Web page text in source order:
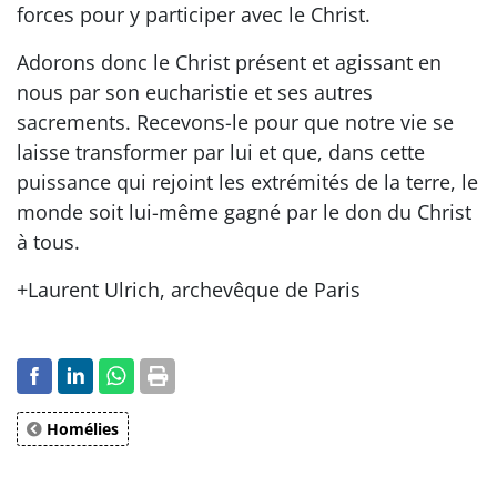
forces pour y participer avec le Christ.
Adorons donc le Christ présent et agissant en
nous par son eucharistie et ses autres
sacrements. Recevons-le pour que notre vie se
laisse transformer par lui et que, dans cette
puissance qui rejoint les extrémités de la terre, le
monde soit lui-même gagné par le don du Christ
à tous.
+Laurent Ulrich, archevêque de Paris
Homélies